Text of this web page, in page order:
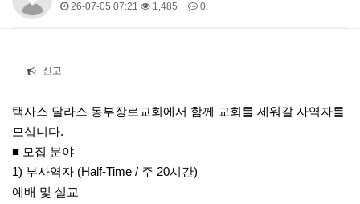
26-07-05 07:21
1,485 0
신고
택사스 달라스 동부장로교회에서 함께 교회를 세워갈 사역자를
모십니다.
■ 모집 분야
1) 부사역자 (Half-Time / 주 20시간)
예배 및 설교